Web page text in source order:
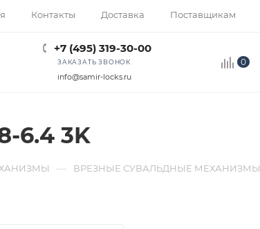
Контакты Доставка Поставщикам
+7 (495) 319-30-00
ЗАКАЗАТЬ ЗВОНОК
info@samir-locks.ru
0
6.4 3K
— ВРЕЗНЫЕ СУВАЛЬДНЫЕ МЕХАНИЗМЫ